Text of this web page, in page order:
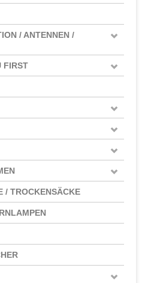
/ ANTENNEN /
FIRST
/ TROCKENSÄCKE